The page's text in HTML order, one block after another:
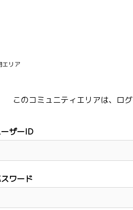
エリア
このコミュニティエリアは、ロ
ザーID
ワード